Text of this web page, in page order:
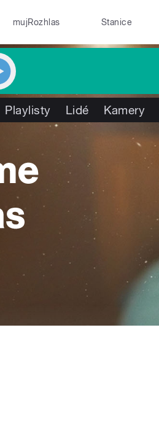
mujRozhlas Stanice
Playlisty Lidé Kamery